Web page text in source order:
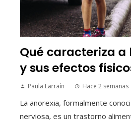
Qué caracteriza a
y sus efectos
Paula Larraín Hace 2 semanas
La anorexia, formalmente
nerviosa, es un trastorno